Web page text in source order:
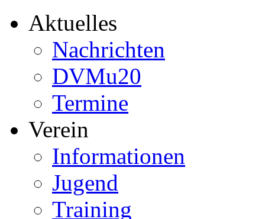
Aktuelles
Nachrichten
DVMu20
Termine
Verein
Informationen
Jugend
Training